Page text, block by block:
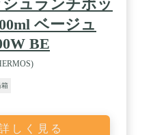
ュランチボッ
ベージュ
BE
箱
しく見る